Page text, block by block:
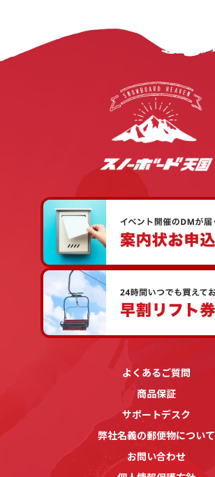
よくあるご質問
商品保証
サポートデスク
弊社名義の郵便物について
お問い合わせ